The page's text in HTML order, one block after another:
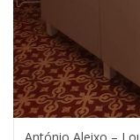
António Aleixo –